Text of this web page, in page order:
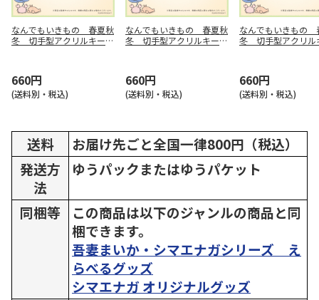
なんでもいきもの 春夏秋
冬 切手型アクリルキーホ
660円
(送料別・税込)
なんでもいきもの 春夏秋
冬 切手型アクリルキーホ
660円
(送料別・税込)
なんでもいきもの
冬 切手型アクリル
660円
(送料別・税込)
送料
お届け先ごと全国一律800円（税込）
発送方
法
ゆうパックまたはゆうパケット
同梱等
この商品は以下のジャンルの商品と同
梱できます。
吾妻まいか・シマエナガシリーズ え
らべるグッズ
シマエナガ オリジナルグッズ